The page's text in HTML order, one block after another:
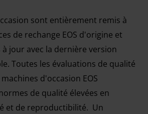
sont entièrement remis à
de rechange EOS d'origine et
jour avec la dernière version
Toutes les évaluations de qualité
machines d'occasion EOS
de qualité élevées en
et de reproductibilité. Un